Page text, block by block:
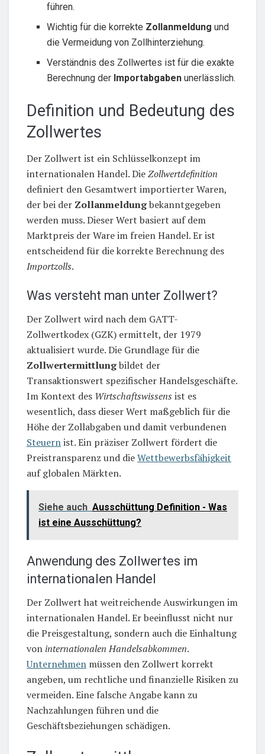
führen.
Wichtig für die korrekte Zollanmeldung und
die Vermeidung von Zollhinterziehung.
Verständnis des Zollwertes ist für die exakte
Berechnung der Importabgaben unerlässlich.
Definition und Bedeutung des
Zollwertes
Der Zollwert ist ein Schlüsselkonzept im
internationalen Handel. DieZollwertdefinition
definiert den Gesamtwert importierter Waren,
der bei der Zollanmeldungbekanntgegeben
werden muss. Dieser Wert basiert auf dem
Marktpreis der Ware im freien Handel. Er ist
entscheidend für die korrekte Berechnung des
Importzolls.
Was versteht man unter Zollwert?
Der Zollwert wird nach dem GATT-
Zollwertkodex (GZK) ermittelt, der 1979
aktualisiert wurde. Die Grundlage für die
Zollwertermittlungbildet der
Transaktionswert spezifischer Handelsgeschäfte.
Im Kontext des Wirtschaftswissens ist es
wesentlich, dass dieser Wert maßgeblich für die
Höhe der Zollabgaben und damit verbundenen
Steuernist. Ein präziser Zollwert fördert die
Preistransparenz und dieWettbewerbsfähigkeit
auf globalen Märkten.
Siehe auch Ausschüttung Definition - Was
ist eine Ausschüttung?
Anwendung des Zollwertes im
internationalen Handel
Der Zollwert hat weitreichende Auswirkungen im
internationalen Handel. Er beeinflusst nicht nur
die Preisgestaltung, sondern auch die Einhaltung
von internationalen Handelsabkommen.
Unternehmen müssen den Zollwert korrekt
angeben, um rechtliche und finanzielle Risiken zu
vermeiden. Eine falsche Angabe kann zu
Nachzahlungen führen und die
Geschäftsbeziehungen schädigen.